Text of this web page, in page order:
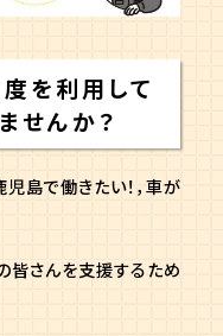
を利用して
せんか？
島で働きたい！，車が
皆さんを支援するため